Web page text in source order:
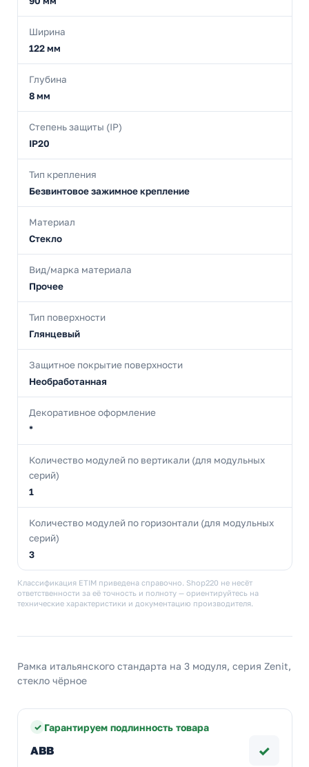
Ширина
122 мм
Глубина
8 мм
Степень защиты (IP)
IP20
Тип крепления
Безвинтовое зажимное крепление
Материал
Стекло
Вид/марка материала
Прочее
Тип поверхности
Глянцевый
Защитное покрытие поверхности
Необработанная
Декоративное оформление
*
Количество модулей по вертикали (для модульных
серий)
1
Количество модулей по горизонтали (для модульных
серий)
3
Классификация ETIM приведена справочно. Shop220 не несёт
ответственности за её точность и полноту — ориентируйтесь на
технические характеристики и документацию производителя.
Рамка итальянского стандарта на 3 модуля, серия Zenit,
стекло чёрное
Гарантируем подлинность товара
ABB ✓